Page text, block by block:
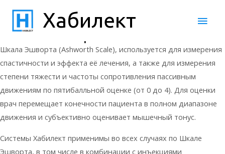
Хабилект
База знаний
Шкала Эшворта
Шкала Эшворта (Ashworth Scale), используется для измерения
спастичности и эффекта её лечения, а также для измерения
степени тяжести и частоты сопротивления пассивным
движениям по пятибалльной оценке (от 0 до 4). Для оценки
врач перемещает конечности пациента в полном диапазоне
движения и субъективно оценивает мышечный тонус.
Системы Хабилект применимы во всех случаях по Шкале
Эшворта, в том числе в комбинации с инъекциями